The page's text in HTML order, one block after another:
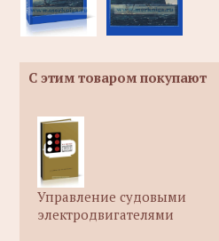
С этим товаром покупают
Управление судовыми
электродвигателями